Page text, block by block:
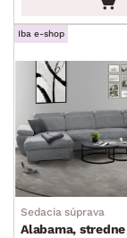
Iba e-shop
Sedacia súprava
Alabama, stredne